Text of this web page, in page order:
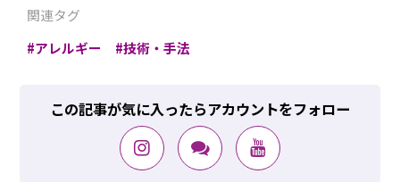
関連タグ
アレルギー
技術・手法
この記事が気に入ったらアカウントをフォロー